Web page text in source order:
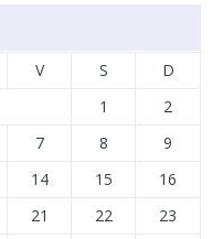
V S
D
1
2
7 8
9
14 15
16
21 22
23